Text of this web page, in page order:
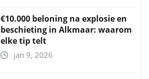
€10.000 beloning na explosie en
beschieting in Alkmaar: waarom
elke tip telt
jan 9, 2026